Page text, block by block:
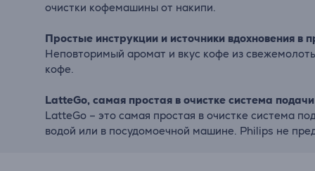
очистки кофемашины от накипи.
Простые инструкции и источники вдохновения в
Неповторимый аромат и вкус кофе из
кофе.
LatteGo, самая простая в очистке система
LatteGo – это самая простая в очистке система
водой или в посудомоечной машине. Philips не